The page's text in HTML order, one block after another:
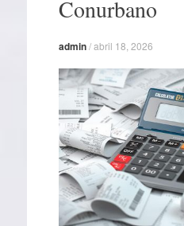
Conurbano
admin/abril 18, 2026